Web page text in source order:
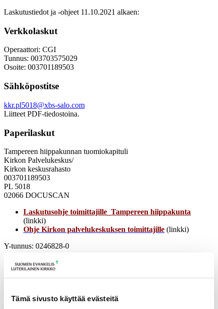
Tämä sivusto käyttää evästeitä
Laskutustiedot ja -ohjeet 11.10.2021 alkaen:
Verkkolaskut
Operaattori: CGI
Tunnus: 003703575029
Osoite: 003701189503
Sähköpostitse
kkr.pl5018@xbs-salo.com
Liitteet PDF-tiedostoina.
Paperilaskut
Tampereen hiippakunnan tuomiokapituli
Kirkon Palvelukeskus/
Kirkon keskusrahasto
003701189503
PL 5018
02066 DOCUSCAN
Laskutusohje toimittajille_Tampereen hiippakunta
(linkki)
Ohje Kirkon palvelukeskuksen toimittajille (linkki)
Y-tunnus: 0246828-0
Toimittajaportaali